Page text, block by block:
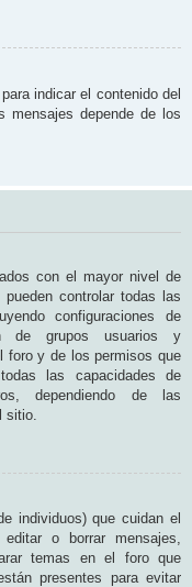
indicar el contenido del
mensajes depende de los
con el mayor nivel de
controlar todas las
configuraciones de
de grupos usuarios y
foro y de los permisos que
las capacidades de
dependiendo de las
sitio.
individuos) que cuidan el
o borrar mensajes,
temas en el foro que
presentes para evitar